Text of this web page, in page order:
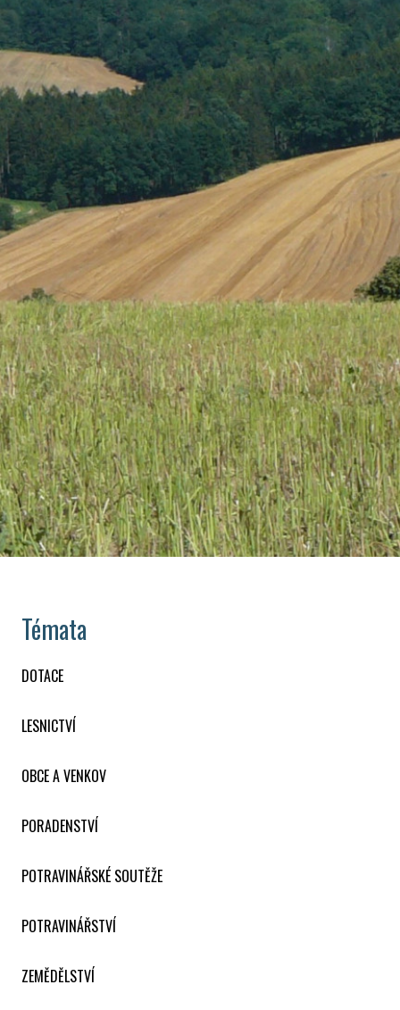
Témata
DOTACE
LESNICTVÍ
OBCE A VENKOV
PORADENSTVÍ
POTRAVINÁŘSKÉ SOUTĚŽE
POTRAVINÁŘSTVÍ
ZEMĚDĚLSTVÍ